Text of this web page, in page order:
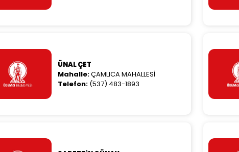
ÜNAL ÇET
Mahalle:ÇAMLICA MAHALLESİ
Telefon: (537) 483-1893